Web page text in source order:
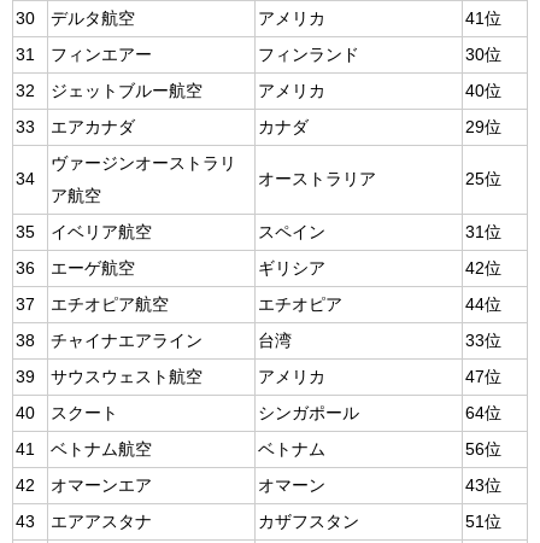
30
デルタ航空 アメリカ
41位
31
フィンエアー フィンランド
30位
32
ジェットブルー航空 アメリカ
40位
33
エアカナダ カナダ 29位
34
ヴァージンオーストラリ
ア航空
オーストラリア 25位
35 イベリア航空 スペイン
31位
36
エーゲ航空 ギリシア
42位
37
エチオピア航空 エチオピア
44位
38
チャイナエアライン 台湾
33位
39
サウスウェスト航空 アメリカ
47位
40
スクート シンガポール
64位
41
ベトナム航空 ベトナム
56位
42
オマーンエア オマーン
43位
43
エアアスタナ カザフスタン
51位